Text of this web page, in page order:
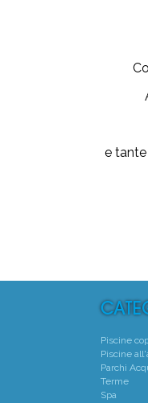
e
Piscine
Piscine
Parchi
Terme
Spa